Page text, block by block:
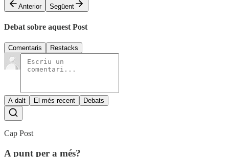
Anterior
Següent
Debat sobre aquest Post
Comentaris Restacks
A dalt El més recent Debats
Cap Post
A punt per a més?